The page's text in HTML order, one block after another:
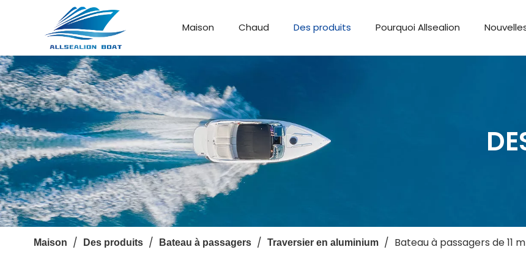
Maison Chaud Des produits Pourquoi Allsealion
Maison / Des produits / Bateau à passagers / Traversier en aluminium / Bateau à passagers de 11 m